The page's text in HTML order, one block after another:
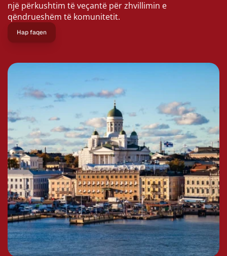
një përkushtim të veçantë për zhvillimin e
qëndrueshëm të komunitetit.
Hap faqen